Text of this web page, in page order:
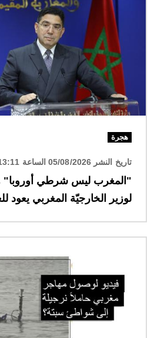
هجرة
تاريخ النشر 05/08/2026 الساعة 13:11
"المغرب ليس شرطي أوروبا"
لوزير الخارجيّة المغربي يعود للعام